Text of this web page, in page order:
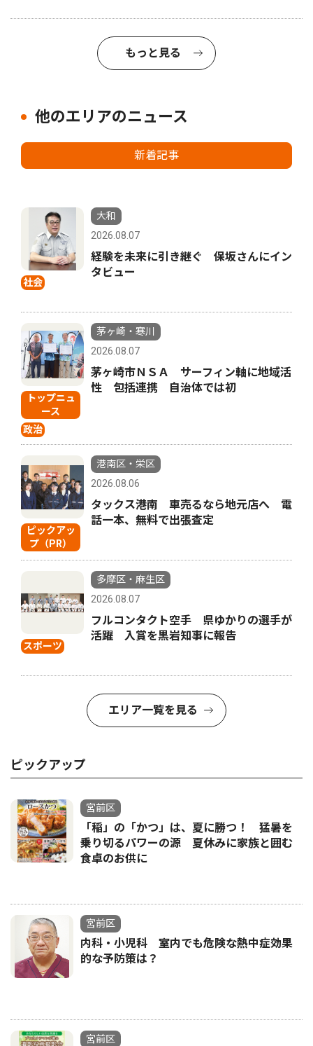
もっと見る
他のエリアのニュース
新着記事
社会
大和
2026.08.07
経験を未来に引き継ぐ 保坂さんにイン
タビュー
トップニュ
ース
政治
茅ヶ崎・寒川
2026.08.07
茅ヶ崎市ＮＳＡ サーフィン軸に地域活
性 包括連携 自治体では初
ピックアッ
プ（PR）
港南区・栄区
2026.08.06
タックス港南 車売るなら地元店へ 電
話一本、無料で出張査定
スポーツ
多摩区・麻生区
2026.08.07
フルコンタクト空手 県ゆかりの選手が
活躍 入賞を黒岩知事に報告
エリア一覧を見る
ピックアップ
宮前区
「稲」の「かつ」は、夏に勝つ！ 猛暑を
乗り切るパワーの源 夏休みに家族と囲む
食卓のお供に
宮前区
内科・小児科 室内でも危険な熱中症効果
的な予防策は？
宮前区